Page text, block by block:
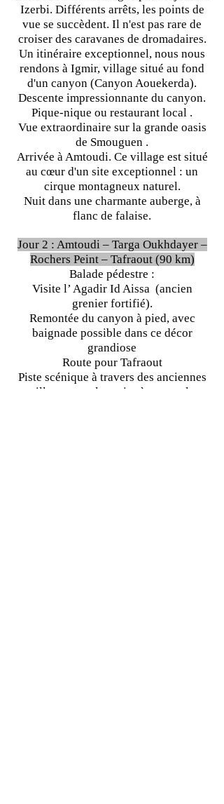
Izerbi. Différents arrêts, les points de
vue se succèdent. Il n'est pas rare de
croiser des caravanes de dromadaires.
Un itinéraire exceptionnel, nous nous
rendons à Igmir, village situé au fond
d'un canyon (Canyon Aouekerda).
Descente impressionnante du canyon.
Pique-nique ou restaurant local .
Vue extraordinaire sur la grande oasis
de Smouguen .
Arrivée à Amtoudi. Ce village est situé
au cœur d'un site exceptionnel : un
cirque montagneux naturel.
Nuit dans une charmante auberge, à
flanc de falaise.
Jour 2 : Amtoudi – Targa Oukhdayer –
Rochers Peint – Tafraout (90 km)
Balade pédestre :
Visite l’ Agadir Id Aissa (ancien
grenier fortifié).
Remontée du canyon à pied, avec
baignade possible dans ce décor
grandiose
Route pour Tafraout
Piste scénique à travers des anciennes
villages et palmeraies à couper le